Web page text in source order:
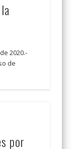
2020.-
de
por